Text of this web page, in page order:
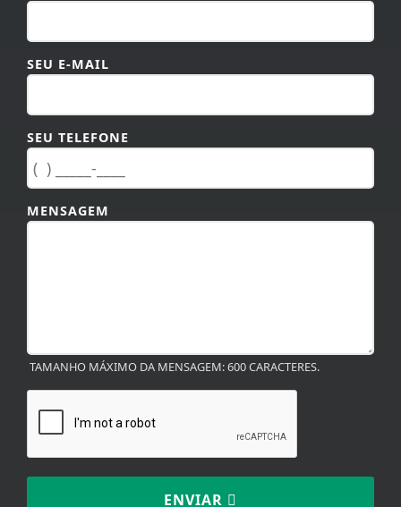
SEU E-MAIL
SEU TELEFONE
MENSAGEM
TAMANHO MÁXIMO DA MENSAGEM: 600 CARACTERES.
ENVIAR